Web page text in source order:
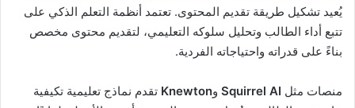
يُعيد تشكيل طريقة تقديم المحتوى. تعتمد أنظمة التعلم الذكي على
تتبع أداء الطالب وتحليل سلوكه التعليمي، لتقديم محتوى مخصص
بناءً على قدراته واحتياجاته الفردية.
منصات مثل Squirrel AI وKnewton تقدم نماذج تعليمية تكيفية